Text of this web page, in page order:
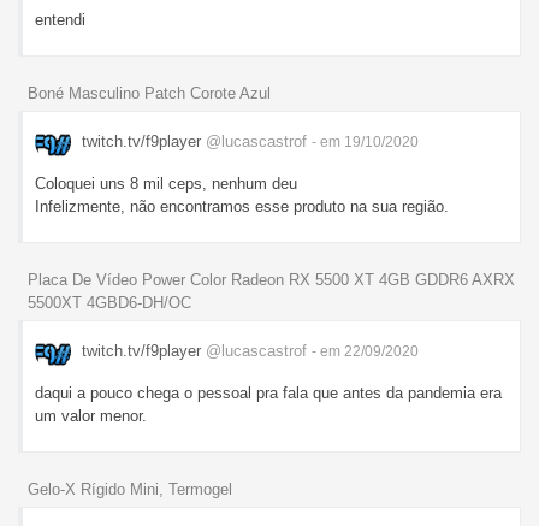
entendi
Boné Masculino Patch Corote Azul
twitch.tv/f9player @lucascastrof - em 19/10/2020
Coloquei uns 8 mil ceps, nenhum deu
Infelizmente, não encontramos esse produto na sua região.
Placa De Vídeo Power Color Radeon RX 5500 XT 4GB GDDR6 AXRX
5500XT 4GBD6-DH/OC
twitch.tv/f9player @lucascastrof - em 22/09/2020
daqui a pouco chega o pessoal pra fala que antes da pandemia era
um valor menor.
Gelo-X Rígido Mini, Termogel